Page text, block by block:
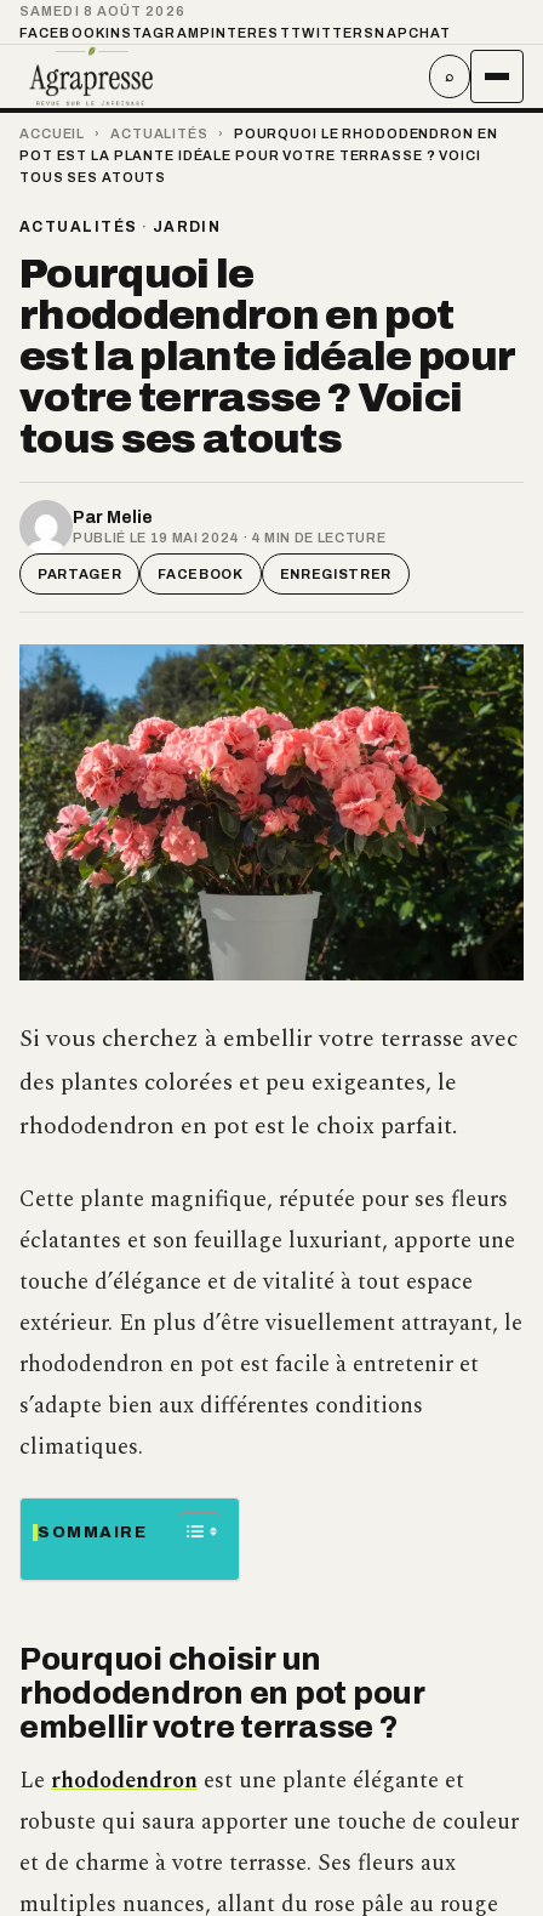
SAMEDI 8 AOÛT 2026
FACEBOOKINSTAGRAMPINTEREST TWITTER SNAPCHAT
⌕
ACCUEIL › ACTUALITÉS ›
POURQUOI LE RHODODENDRON EN
POT EST LA PLANTE IDÉALE POUR VOTRE TERRASSE ? VOICI
TOUS SES ATOUTS
ACTUALITÉS · JARDIN
Pourquoi le
rhododendron en pot
est la plante idéale pour
votre terrasse ? Voici
tous ses atouts
Par Melie
PUBLIÉ LE 19 MAI 2024 · 4 MIN DE LECTURE
PARTAGER FACEBOOK ENREGISTRER
Si vous cherchez à embellir votre terrasse avec
des plantes colorées et peu exigeantes, le
rhododendron en pot est le choix parfait.
Cette plante magnifique, réputée pour ses fleurs
éclatantes et son feuillage luxuriant, apporte une
touche d’élégance et de vitalité à tout espace
extérieur. En plus d’être visuellement attrayant, le
rhododendron en pot est facile à entretenir et
s’adapte bien aux différentes conditions
climatiques.
SOMMAIRE
Pourquoi choisir un
rhododendron en pot pour
embellir votre terrasse ?
Le rhododendron est une plante élégante et
robuste qui saura apporter une touche de couleur
et de charme à votre terrasse. Ses fleurs aux
multiples nuances, allant du rose pâle au rouge